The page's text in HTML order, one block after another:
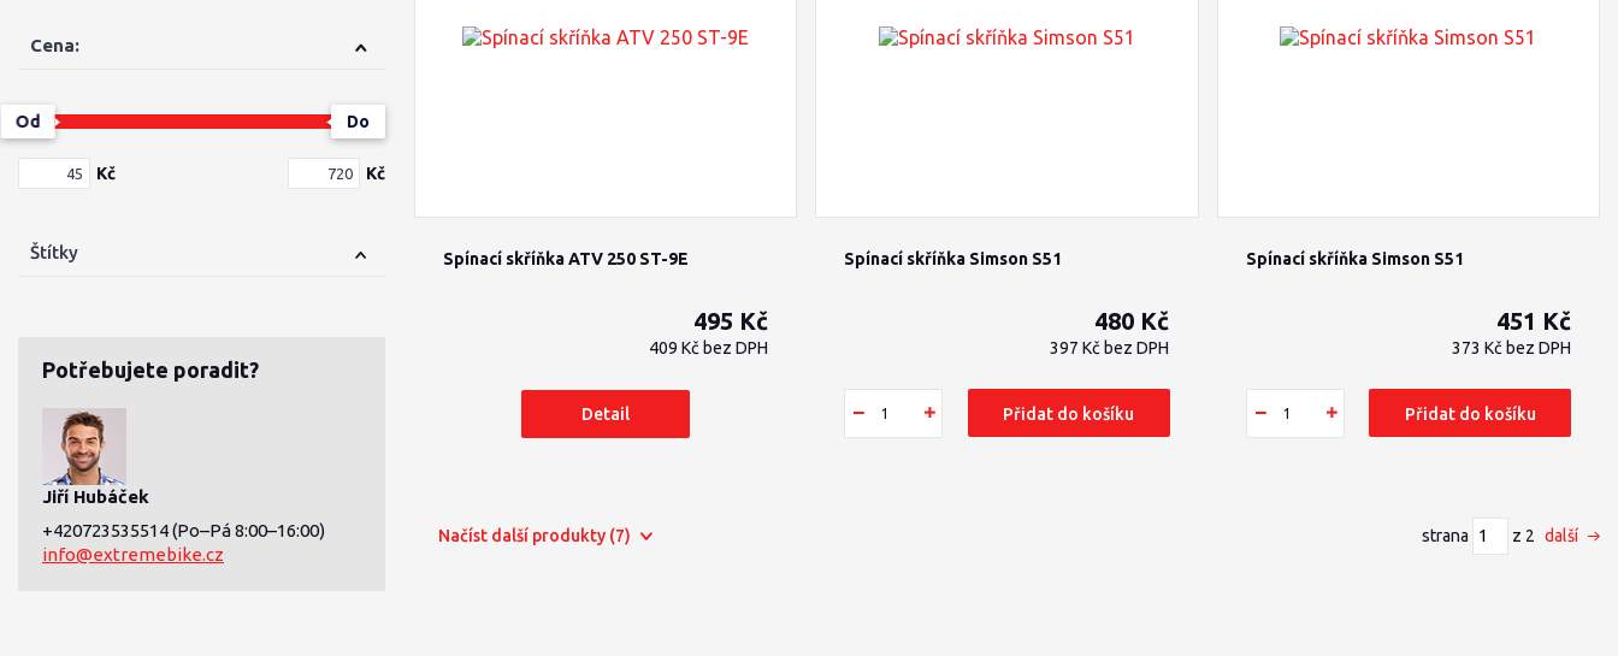
Cena:
Kč
Od Do
Kč
Štítky
Potřebujete poradit?
Jiří Hubáček
+420723535514(Po–Pá 8:00–16:00)
info@extremebike.cz
Spínací skříňka ATV 250 ST-9E
495 Kč
409 Kč bez DPH
Detail
Spínací skříňka Simson S51
480 Kč
397 Kč bez DPH
Přidat do košíku
Spínací skříňka Simson S51
451 Kč
373 Kč bez DPH
Přidat do košíku
Načíst další produkty (7) strana z 2 další